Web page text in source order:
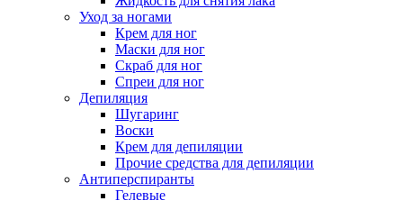
Уход за ногами
Крем для ног
Маски для ног
Скраб для ног
Спреи для ног
Депиляция
Шугаринг
Воски
Крем для депиляции
Прочие средства для депиляции
Антиперспиранты
Гелевые